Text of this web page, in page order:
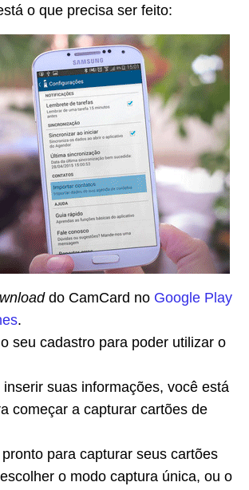
o que precisa ser feito:
do CamCard no Google Play
.
seu cadastro para poder utilizar o
inserir suas informações, você está
começar a capturar cartões de
para capturar seus cartões
o modo captura única, ou o